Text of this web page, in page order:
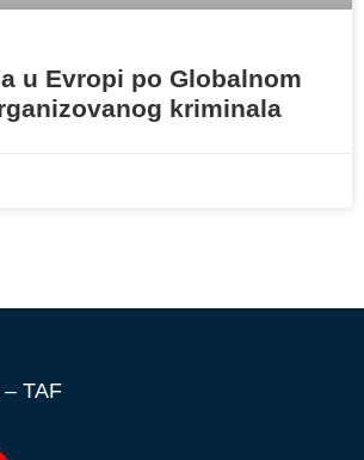
u Evropi po Globalnom
kriminala
TAF